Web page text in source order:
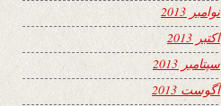
نوامبر 2013
اکتبر 2013
سپتامبر 2013
آگوست 2013